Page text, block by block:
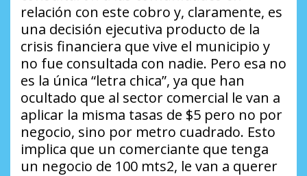
relación con este cobro y, claramente, es
una decisión ejecutiva producto de la
crisis financiera que vive el municipio y
no fue consultada con nadie. Pero esa no
es la única “letra chica”, ya que han
ocultado que al sector comercial le van a
aplicar la misma tasas de $5 pero no por
negocio, sino por metro cuadrado. Esto
implica que un comerciante que tenga
un negocio de 100 mts2, le van a querer